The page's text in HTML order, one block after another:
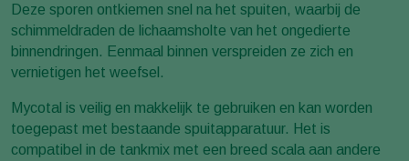
Deze sporen ontkiemen snel na het spuiten, waarbij de
schimmeldraden de lichaamsholte van het ongedierte
binnendringen. Eenmaal binnen verspreiden ze zich en
vernietigen het weefsel.
Mycotal is veilig en makkelijk te gebruiken en kan worden
toegepast met bestaande spuitapparatuur. Het is
compatibel in de tankmix met een breed scala aan andere